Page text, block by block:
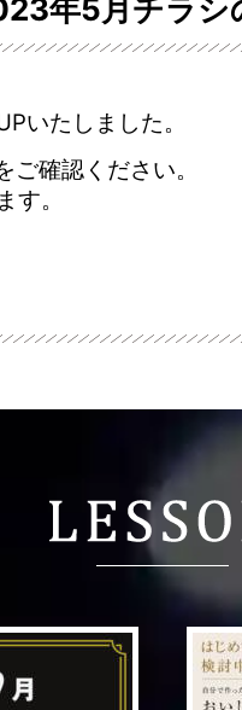
年5月チラシ
いたしました。
ご確認ください。
す。